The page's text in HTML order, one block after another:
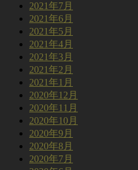
2021年7月
2021年6月
2021年5月
2021年4月
2021年3月
2021年2月
2021年1月
2020年12月
2020年11月
2020年10月
2020年9月
2020年8月
2020年7月